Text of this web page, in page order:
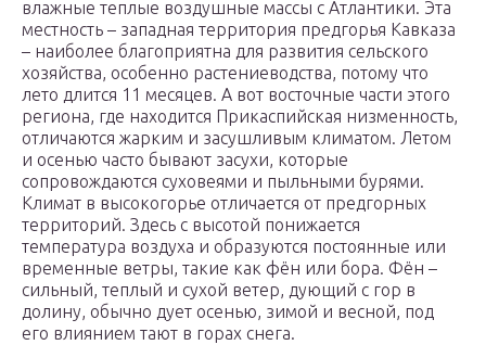
влажные теплые воздушные массы с Атлантики. Эта
местность – западная территория предгорья Кавказа
– наиболее благоприятна для развития сельского
хозяйства, особенно растениеводства, потому что
лето длится 11 месяцев. А вот восточные части этого
региона, где находится Прикаспийская низменность,
отличаются жарким и засушливым климатом. Летом
и осенью часто бывают засухи, которые
сопровождаются суховеями и пыльными бурями.
Климат в высокогорье отличается от предгорных
территорий. Здесь с высотой понижается
температура воздуха и образуются постоянные или
временные ветры, такие как фён или бора. Фён –
сильный, теплый и сухой ветер, дующий с гор в
долину, обычно дует осенью, зимой и весной, под
его влиянием тают в горах снега.